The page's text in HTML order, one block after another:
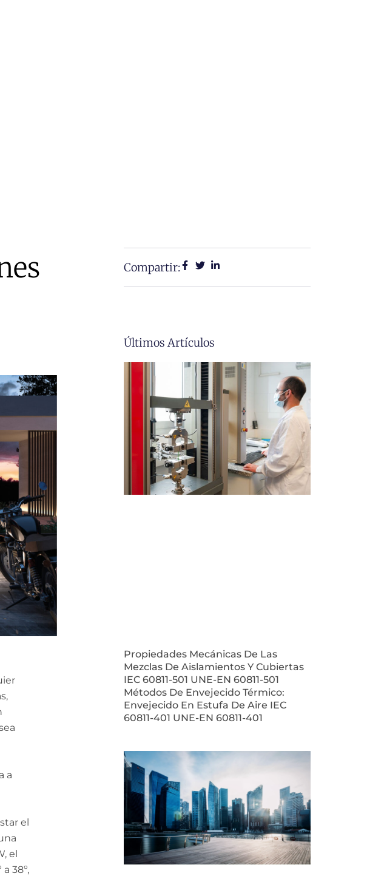
a
el
el
38º,
Compartir:
Últimos Artículos
Propiedades Mecánicas De Las
Mezclas De Aislamientos Y Cubiertas
IEC 60811-501 UNE-EN 60811-501
Métodos De Envejecido Térmico:
Envejecido En Estufa De Aire IEC
60811-401 UNE-EN 60811-401